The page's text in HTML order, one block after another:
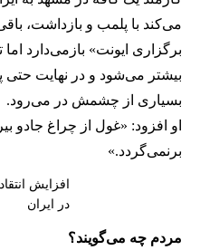
می‌کند با پلمب و بازداشت،
برگزاری ایونت» بازمی‌دارد اما
بیشتر می‌شود و در نهایت
بسیاری از چشمش در می‌رود.
او افزود: «غول از چراغ جادو
برنمی‎‌گردد.»
افزایش
در ایران
مردم چه می‌گویند؟